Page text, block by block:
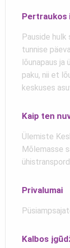
Pertraukos
Pauside
tunnise
lõunapaus ja
paku, nii et
keskuses
Kaip ten
Ülemiste
Mõlemasse
Privalumai
Kalbos